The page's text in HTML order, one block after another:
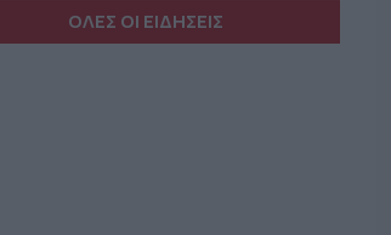
ΟΛΕΣ ΟΙ ΕΙΔΗΣΕΙΣ